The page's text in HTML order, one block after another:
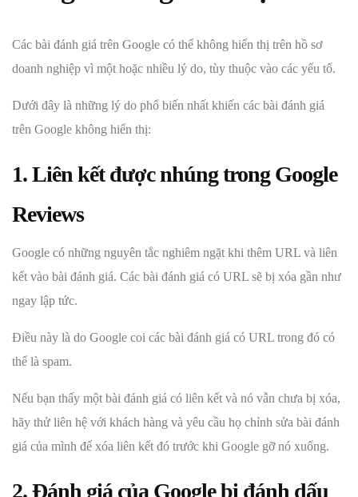
Các bài đánh giá trên Google có thể không hiển thị trên hồ sơ
doanh nghiệp vì một hoặc nhiều lý do, tùy thuộc vào các yếu tố.
Dưới đây là những lý do phổ biến nhất khiến các bài đánh giá
trên Google không hiển thị:
1. Liên kết được nhúng trong Google
Reviews
Google có những nguyên tắc nghiêm ngặt khi thêm URL và liên
kết vào bài đánh giá. Các bài đánh giá có URL sẽ bị xóa gần như
ngay lập tức.
Điều này là do Google coi các bài đánh giá có URL trong đó có
thể là spam.
Nếu bạn thấy một bài đánh giá có liên kết và nó vẫn chưa bị xóa,
hãy thử liên hệ với khách hàng và yêu cầu họ chỉnh sửa bài đánh
giá của mình để xóa liên kết đó trước khi Google gỡ nó xuống.
2. Đánh giá của Google bị đánh dấu